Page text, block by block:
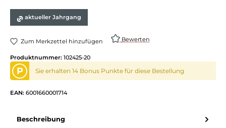
aktueller Jahrgang
Zum Merkzettel hinzufügen Bewerten
Produktnummer: 102425-20
P Sie erhalten 14 Bonus Punkte für diese Bestellung
EAN: 6001660001714
Beschreibung